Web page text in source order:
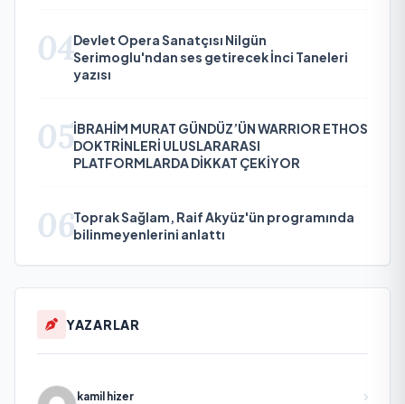
04Devlet Opera Sanatçısı Nilgün
Serimoglu'ndan ses getirecek İnci Taneleri
yazısı
05İBRAHİM MURAT GÜNDÜZ’ÜN WARRIOR ETHOS
DOKTRİNLERİ ULUSLARARASI
PLATFORMLARDA DİKKAT ÇEKİYOR
06Toprak Sağlam, Raif Akyüz'ün programında
bilinmeyenlerini anlattı
YAZARLAR
kamil hizer